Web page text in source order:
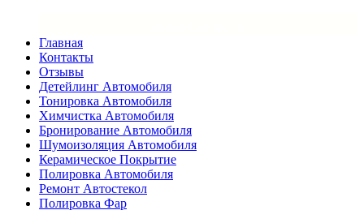
Главная
Контакты
Отзывы
Детейлинг Автомобиля
Тонировка Автомобиля
Химчистка Автомобиля
Бронирование Автомобиля
Шумоизоляция Автомобиля
Керамическое Покрытие
Полировка Автомобиля
Ремонт Автостекол
Полировка Фар